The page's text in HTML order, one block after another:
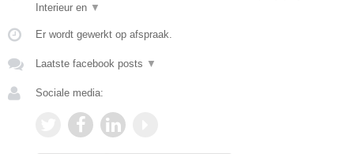
Interieur en ▼
Er wordt gewerkt op afspraak.
Laatste facebook posts ▼
Sociale media: